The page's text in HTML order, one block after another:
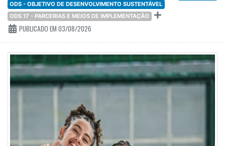
ODS - OBJETIVO DE DESENVOLVIMENTO SUSTENTÁVEL
ODS 17 - PARCERIAS E MEIOS DE IMPLEMENTAÇÃO
PUBLICADO EM 03/08/2026